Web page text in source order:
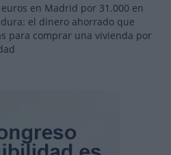
euros en Madrid por 31.000 en
el dinero ahorrado que
para comprar una vivienda por